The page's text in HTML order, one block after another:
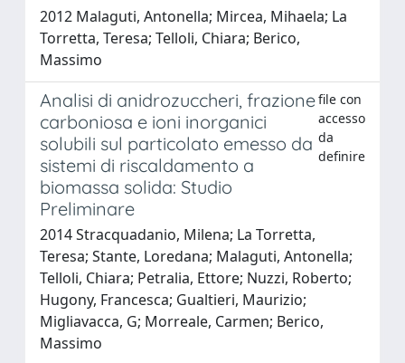
2012 Malaguti, Antonella; Mircea, Mihaela; La
Torretta, Teresa; Telloli, Chiara; Berico,
Massimo
Analisi di anidrozuccheri, frazione
carboniosa e ioni inorganici
solubili sul particolato emesso da
sistemi di riscaldamento a
biomassa solida: Studio
Preliminare
file con
accesso
da
definire
2014 Stracquadanio, Milena; La Torretta,
Teresa; Stante, Loredana; Malaguti, Antonella;
Telloli, Chiara; Petralia, Ettore; Nuzzi, Roberto;
Hugony, Francesca; Gualtieri, Maurizio;
Migliavacca, G; Morreale, Carmen; Berico,
Massimo